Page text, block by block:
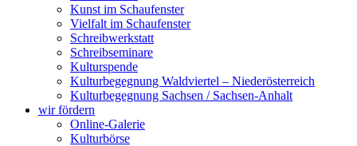
Kunst im Schaufenster
Vielfalt im Schaufenster
Schreibwerkstatt
Schreibseminare
Kulturspende
Kulturbegegnung Waldviertel – Niederösterreich
Kulturbegegnung Sachsen / Sachsen-Anhalt
wir fördern
Online-Galerie
Kulturbörse